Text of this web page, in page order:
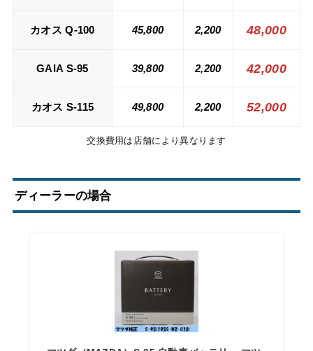
カオス Q-100 45,800 2,200 48,000
GAIA S-95 39,800 2,200 42,000
カオス S-115 49,800 2,200 52,000
交換費用は店舗により異なります
ディーラーの場合